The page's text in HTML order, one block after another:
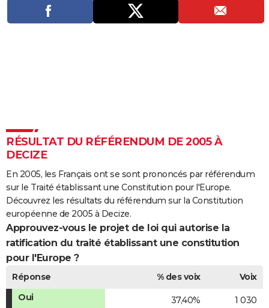
Destinations
Voyage nature
Voyage de noces
Dictionnaire
Biographies
Citations
Expressions
Proverbes
PROGRAMME TV
COPAINS D'AVANT
S'inscrire
Se connecter
Lycées
Collèges
Primaires
Universités
Entreprises
Service militaire
Avis de recherche
AVIS DE DÉCÈS
FORUM
Bricolage
Lifestyle
Culture
Sport
Auto
Television
Voyage
Cinema
RÉSULTAT DU RÉFÉRENDUM DE 2005 À
DECIZE
En 2005, les Français ont se sont prononcés par référendum
sur le Traité établissant une Constitution pour l'Europe.
Découvrez les résultats du référendum sur la Constitution
européenne de 2005 à Decize.
Approuvez-vous le projet de loi qui autorise la
ratification du traité établissant une constitution
pour l'Europe ?
Réponse % des voix
Voix
Oui
37,40% 1 030